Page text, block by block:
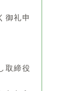
御礼申
取締役